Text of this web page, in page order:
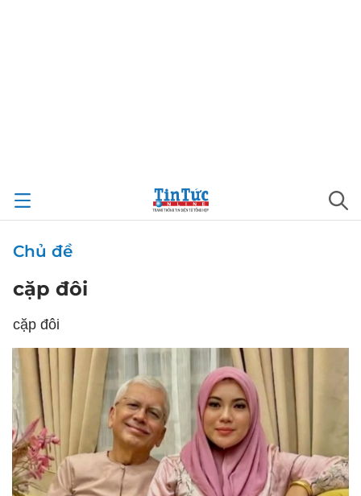
Chủ đề
cặp đôi
cặp đôi